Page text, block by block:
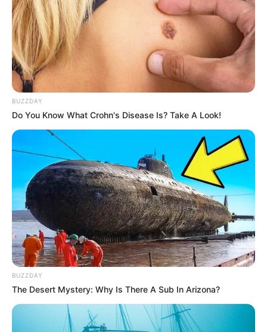
BUZZDAY
Do You Know What Crohn's Disease Is? Take A Look!
BUZZDAY
The Desert Mystery: Why Is There A Sub In Arizona?